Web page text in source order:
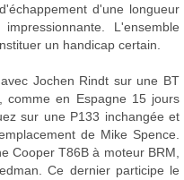
d'une longueur
L'ensemble
un handicap certain.
Jochen Rindt sur une BT
en Espagne 15 jours
sur une P133 inchangée et
de Mike Spence.
Cooper T86B à moteur BRM,
Ce dernier participe le